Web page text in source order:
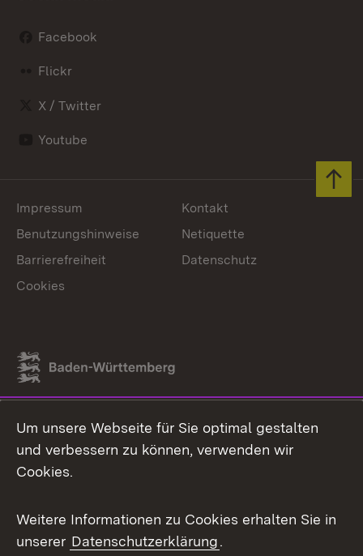
Facebook
Flickr
X / Twitter
Youtube
Link zum Landesportal
Impressum
Kontakt
Benutzungshinweise
Netiquette
Barrierefreiheit
Datenschutz
Cookies
Um unsere Webseite für Sie optimal gestalten
und verbessern zu können, verwenden wir
Cookies.
Weitere Informationen zu Cookies erhalten Sie in
unserer Datenschutzerklärung.